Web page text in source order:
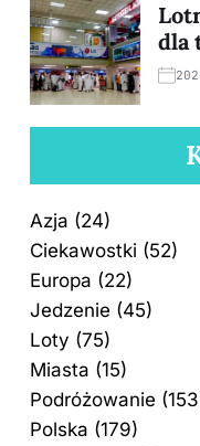
dla
Azja (24)
Ciekawostki (52)
Europa (22)
Jedzenie (45)
Loty (75)
Miasta (15)
Podróżowanie
Polska (179)